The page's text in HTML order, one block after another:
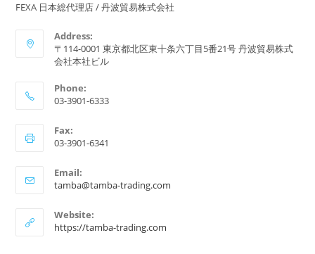
FEXA 日本総代理店 / 丹波貿易株式会社
Address:
〒114-0001 東京都北区東十条六丁目5番21号 丹波貿易株式
会社本社ビル
Phone:
03-3901-6333
Fax:
03-3901-6341
Email:
tamba@tamba-trading.com
Website:
https://tamba-trading.com